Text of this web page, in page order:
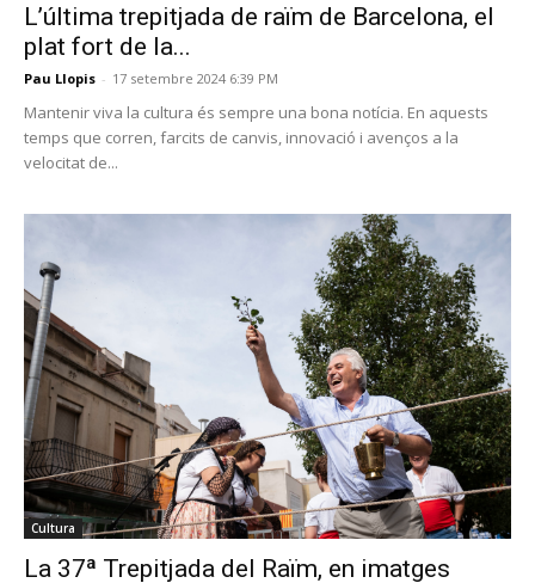
L’última trepitjada de raïm de Barcelona, el
plat fort de la...
Pau Llopis - 17 setembre 2024 6:39 PM
Mantenir viva la cultura és sempre una bona notícia. En aquests
temps que corren, farcits de canvis, innovació i avenços a la
velocitat de...
Cultura
La 37ª Trepitjada del Raïm, en imatges